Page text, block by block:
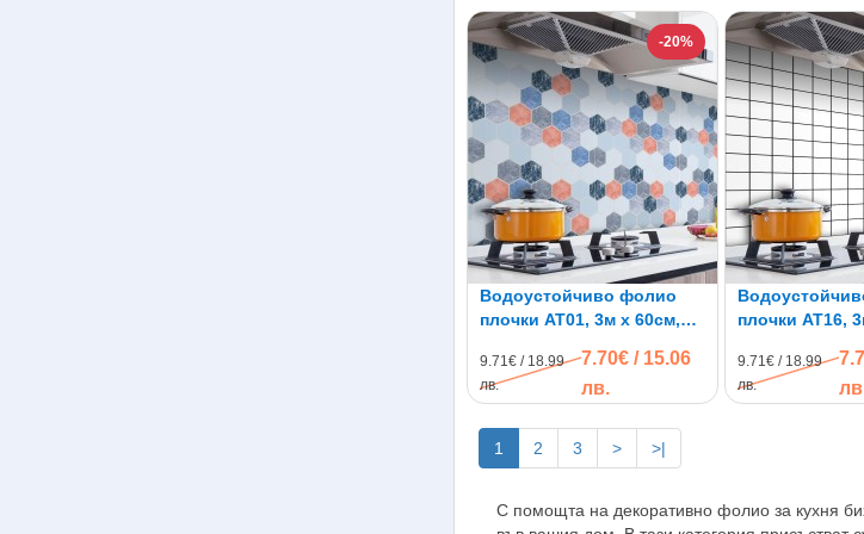
-20%
Водоустойчиво фолио
плочки AT01, 3м x 60см,
9.71€ / 18.99
лв.
7.70€ / 15.06
лв.
плочки AT16,
9.71€ / 18.99
лв.
1 2 3 > >|
С помощта на декоративно фолио за кухня